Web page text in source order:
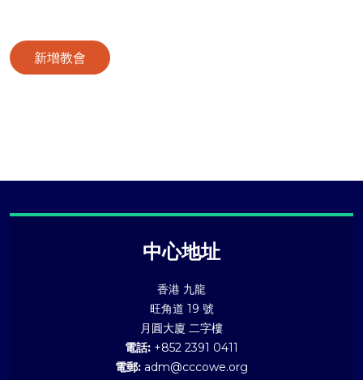
新增教會
中心地址
香港 九龍
旺角道 19 號
月圓大廈 二字樓
電話: +852 2391 0411
電郵: adm@cccowe.org